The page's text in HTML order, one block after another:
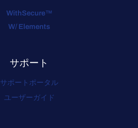
WithSecure™
W/ Elements
サポート
サポートポータル
ユーザーガイド